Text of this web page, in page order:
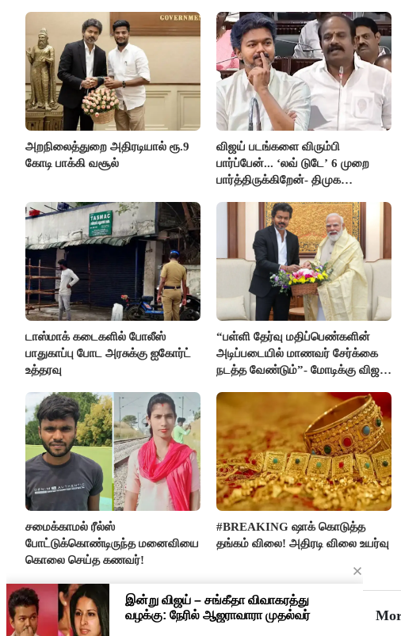
அறநிலைத்துறை அதிரடியால் ரூ.9
கோடி பாக்கி வசூல்
விஜய் படங்களை விரும்பி
பார்ப்பேன்... ‘லவ் டுடே’ 6 முறை
பார்த்திருக்கிறேன்- திமுக
டாஸ்மாக் கடைகளில் போலீஸ்
பாதுகாப்பு போட அரசுக்கு ஐகோர்ட்
உத்தரவு
“பள்ளி தேர்வு மதிப்பெண்களின்
அடிப்படையில் மாணவர் சேர்க்கை
நடத்த வேண்டும்”- மோடிக்கு விஜய்
சமைக்காமல் ரீல்ஸ்
போட்டுக்கொண்டிருந்த மனைவியை
கொலை செய்த கணவர்!
#BREAKING ஷாக் கொடுத்த
தங்கம் விலை! அதிரடி விலை உயர்வு